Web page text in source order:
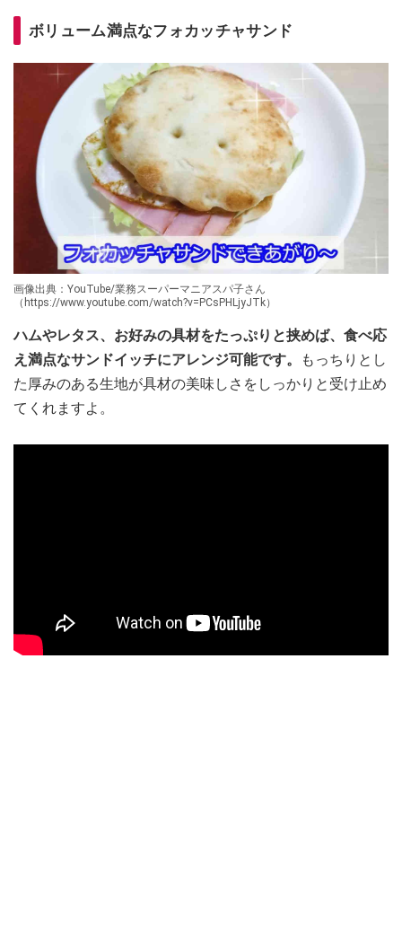
ボリューム満点なフォカッチャサンド
画像出典：YouTube/業務スーパーマニアスパ子さん
（https://www.youtube.com/watch?v=PCsPHLjyJTk）
ハムやレタス、お好みの具材をたっぷりと挟めば、食べ応
え満点なサンドイッチにアレンジ可能です。
もっちりとし
た厚みのある生地が具材の美味しさをしっかりと受け止め
てくれますよ。